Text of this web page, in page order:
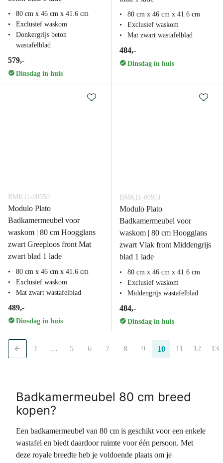
80 cm x 46 cm x 41.6 cm
Exclusief waskom
Donkergrijs beton
wastafelblad
579,-
Dinsdag in huis
80 cm x 46 cm x 41.6 cm
Exclusief waskom
Mat zwart wastafelblad
484,-
Dinsdag in huis
BMK11-00950
Modulo Plato
Badkamermeubel voor
waskom | 80 cm Hoogglans
zwart Greeploos front Mat
zwart blad 1 lade
80 cm x 46 cm x 41.6 cm
Exclusief waskom
Mat zwart wastafelblad
489,-
Dinsdag in huis
BMK11-00951
Modulo Plato
Badkamermeubel voor
waskom | 80 cm Hoogglans
zwart Vlak front Middengrijs
blad 1 lade
80 cm x 46 cm x 41.6 cm
Exclusief waskom
Middengrijs wastafelblad
484,-
Dinsdag in huis
1 … 5 6 7 8 9 10 11 12 13
Badkamermeubel 80 cm breed
kopen?
Een badkamermeubel van 80 cm is geschikt voor een enkele
wastafel en biedt daardoor ruimte voor één persoon. Met
deze royale breedte heb je voldoende plaats om je